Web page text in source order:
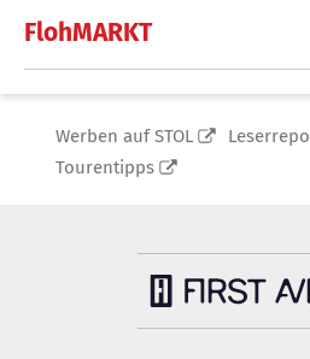
FlohMARKT
Werben auf STOL
Tourentipps